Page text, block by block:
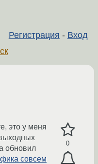
Регистрация - Вход
0
это у меня
обновил
совсем